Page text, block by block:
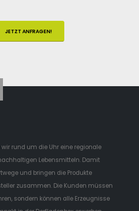
JETZT ANFRAGEN!
rund um die Uhr eine regionale
Lebensmitteln. Damit
und bringen die Produkte
zusammen. Die Kunden müssen
sondern können alle Erzeugnisse